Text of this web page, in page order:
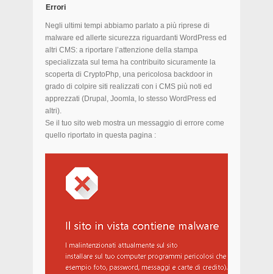
Errori
Negli ultimi tempi abbiamo parlato a più riprese di
malware ed allerte sicurezza riguardanti WordPress ed
altri CMS: a riportare l’attenzione della stampa
specializzata sul tema ha contribuito sicuramente la
scoperta di CryptoPhp, una pericolosa backdoor in
grado di colpire siti realizzati con i CMS più noti ed
apprezzati (Drupal, Joomla, lo stesso WordPress ed
altri).
Se il tuo sito web mostra un messaggio di errore come
quello riportato in questa pagina :